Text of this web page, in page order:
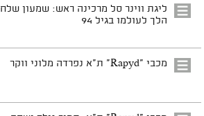
ליגת ווינר סל מרכינה ראש: שמעון שלח
הלך לעולמו בגיל 94
מכבי "Rapyd" ת"א נפרדה מלוני ווקר